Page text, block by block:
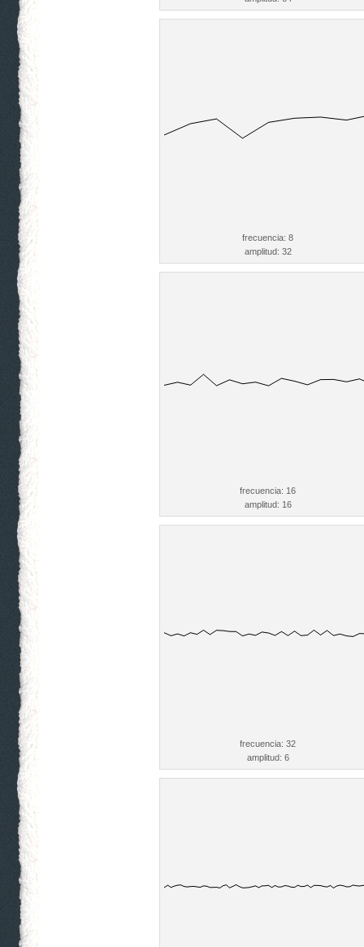
frecuencia: 8
amplitud: 32
frecuencia: 16
amplitud: 16
frecuencia: 32
amplitud: 6